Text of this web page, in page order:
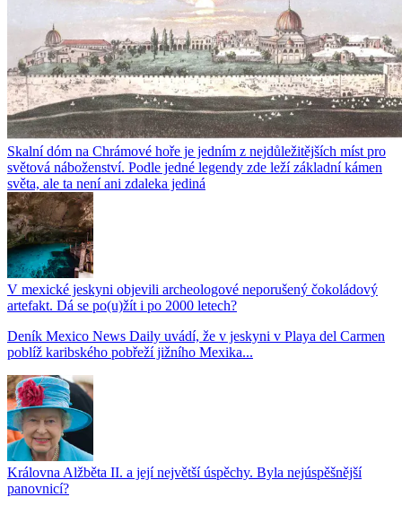
Skalní dóm na Chrámové hoře je jedním z nejdůležitějších míst pro
světová náboženství. Podle jedné legendy zde leží základní kámen
světa, ale ta není ani zdaleka jediná
V mexické jeskyni objevili archeologové neporušený čokoládový
artefakt. Dá se po(u)žít i po 2000 letech?
Deník Mexico News Daily uvádí, že v jeskyni v Playa del Carmen
poblíž karibského pobřeží jižního Mexika...
Královna Alžběta II. a její největší úspěchy. Byla nejúspěšnější
panovnicí?